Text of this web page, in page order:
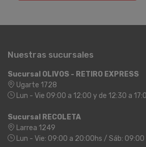
Nuestras sucursales
Sucursal OLIVOS - RETIRO EXPRESS
Ugarte 1728
Lun - Vie 09:00 a 12:00 y de 12:30 a
Sucursal RECOLETA
Larrea 1249
Lun - Vie: 09:00 a 20:00hs / Sáb: 09:00